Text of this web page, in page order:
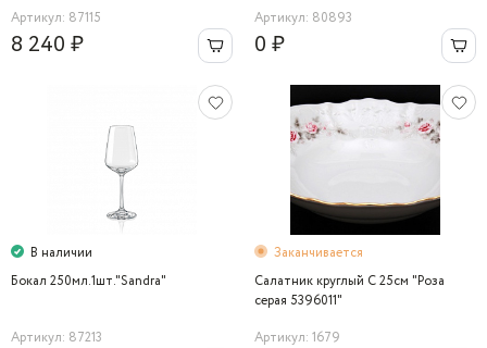
Артикул: 87115
8 240 ₽
Артикул: 80893
0 ₽
В наличии
Бокал 250мл.1шт."Sandra"
Артикул: 87213
Заканчивается
Салатник круглый C 25см "Роза
серая 5396011"
Артикул: 1679